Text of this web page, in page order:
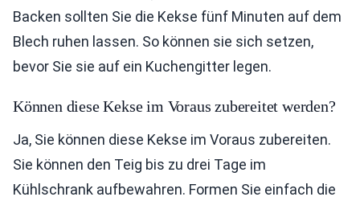
Backen sollten Sie die Kekse fünf Minuten auf dem
Blech ruhen lassen. So können sie sich setzen,
bevor Sie sie auf ein Kuchengitter legen.
Können diese Kekse im Voraus zubereitet werden?
Ja, Sie können diese Kekse im Voraus zubereiten.
Sie können den Teig bis zu drei Tage im
Kühlschrank aufbewahren. Formen Sie einfach die